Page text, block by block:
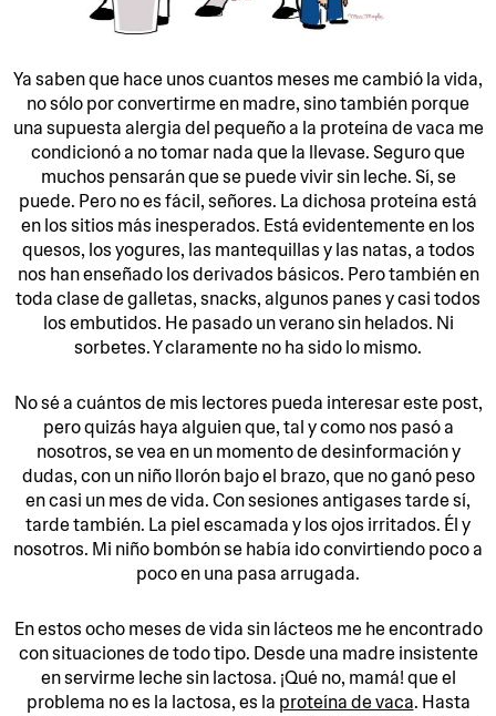
Ya saben que hace unos cuantos meses me cambió la vida,
no sólo por convertirme en madre, sino también porque
una supuesta alergia del pequeño a la proteína de vaca me
condicionó a no tomar nada que la llevase. Seguro que
muchos pensarán que se puede vivir sin leche. Sí, se
puede. Pero no es fácil, señores. La dichosa proteína está
en los sitios más inesperados. Está evidentemente en los
quesos, los yogures, las mantequillas y las natas, a todos
nos han enseñado los derivados básicos. Pero también en
toda clase de galletas, snacks, algunos panes y casi todos
los embutidos. He pasado un verano sin helados. Ni
sorbetes. Y claramente no ha sido lo mismo.
No sé a cuántos de mis lectores pueda interesar este post,
pero quizás haya alguien que, tal y como nos pasó a
nosotros, se vea en un momento de desinformación y
dudas, con un niño llorón bajo el brazo, que no ganó peso
en casi un mes de vida. Con sesiones antigases tarde sí,
tarde también. La piel escamada y los ojos irritados. Él y
nosotros. Mi niño bombón se había ido convirtiendo poco a
poco en una pasa arrugada.
En estos ocho meses de vida sin lácteos me he encontrado
con situaciones de todo tipo. Desde una madre insistente
en servirme leche sin lactosa. ¡Qué no, mamá! que el
problema no es la lactosa, es la proteína de vaca. Hasta